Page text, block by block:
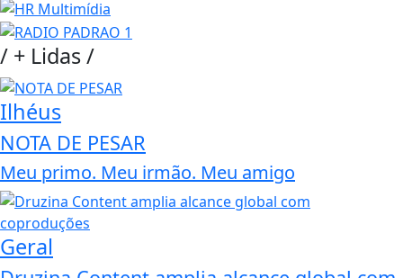
/ + Lidas/
Ilhéus
NOTA DE PESAR
Meu primo. Meu irmão. Meu amigo
Geral